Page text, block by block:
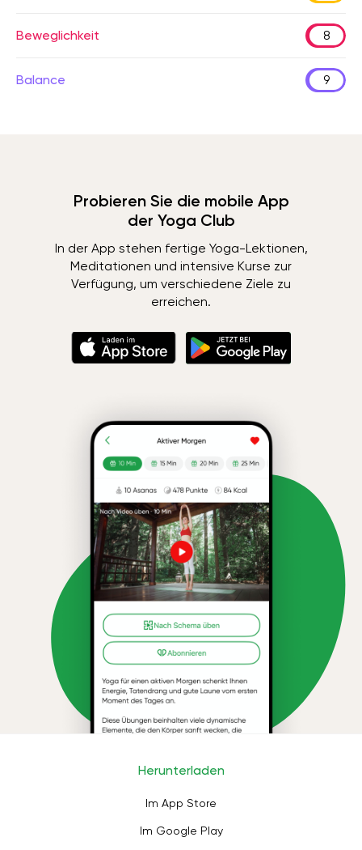
Beweglichkeit 8
Balance 9
Probieren Sie die mobile App
der Yoga Club
In der App stehen fertige Yoga-Lektionen,
Meditationen und intensive Kurse zur
Verfügung, um verschiedene Ziele zu
erreichen.
Herunterladen
Im App Store
Im Google Play